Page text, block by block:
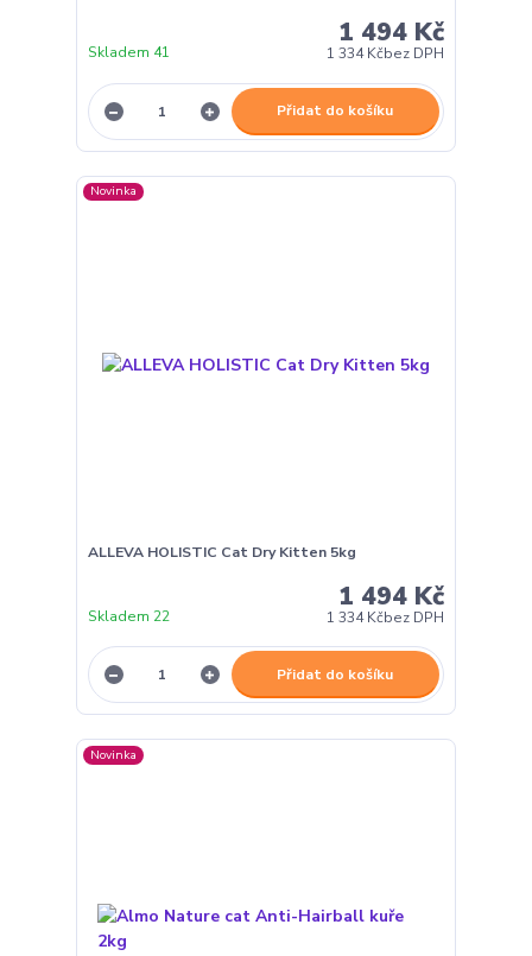
1 494 Kč
1 334 Kčbez DPH
Skladem 41
Přidat do košíku
Novinka
ALLEVA HOLISTIC Cat Dry Kitten 5kg
1 494 Kč
1 334 Kčbez DPH
Skladem 22
Přidat do košíku
Novinka